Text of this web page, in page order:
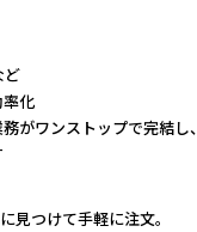
ど
化
がワンストップで完結し、
見つけて手軽に注文。